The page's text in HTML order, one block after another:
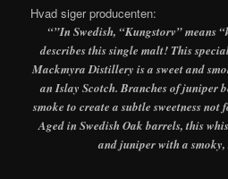
Hvad siger producenten:
“”In Swedish, “Kungstorv” means
describes this single malt! This
Mackmyra Distillery is a sweet and
an Islay Scotch. Branches of juniper
smoke to create a subtle sweetness
Aged in Swedish Oak barrels, this
and juniper with a smoky,